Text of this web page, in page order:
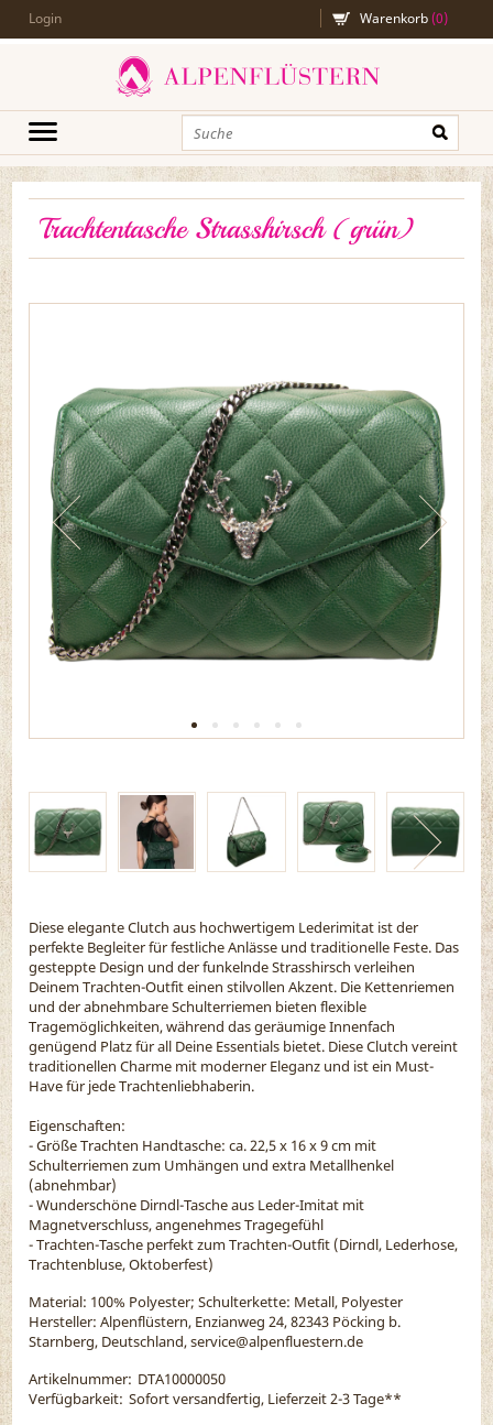
Login Warenkorb(0)
Trachtentasche Strasshirsch (grün)
Diese elegante Clutch aus hochwertigem Lederimitat ist der
perfekte Begleiter für festliche Anlässe und traditionelle Feste. Das
gesteppte Design und der funkelnde Strasshirsch verleihen
Deinem Trachten-Outfit einen stilvollen Akzent. Die Kettenriemen
und der abnehmbare Schulterriemen bieten flexible
Tragemöglichkeiten, während das geräumige Innenfach
genügend Platz für all Deine Essentials bietet. Diese Clutch vereint
traditionellen Charme mit moderner Eleganz und ist ein Must-
Have für jede Trachtenliebhaberin.
Eigenschaften:
- Größe Trachten Handtasche: ca. 22,5 x 16 x 9 cm mit
Schulterriemen zum Umhängen und extra Metallhenkel
(abnehmbar)
- Wunderschöne Dirndl-Tasche aus Leder-Imitat mit
Magnetverschluss, angenehmes Tragegefühl
- Trachten-Tasche perfekt zum Trachten-Outfit (Dirndl, Lederhose,
Trachtenbluse, Oktoberfest)
Material: 100% Polyester; Schulterkette: Metall, Polyester
Hersteller: Alpenflüstern, Enzianweg 24, 82343 Pöcking b.
Starnberg, Deutschland, service@alpenfluestern.de
Artikelnummer: DTA10000050
Verfügbarkeit: Sofort versandfertig, Lieferzeit 2-3 Tage**